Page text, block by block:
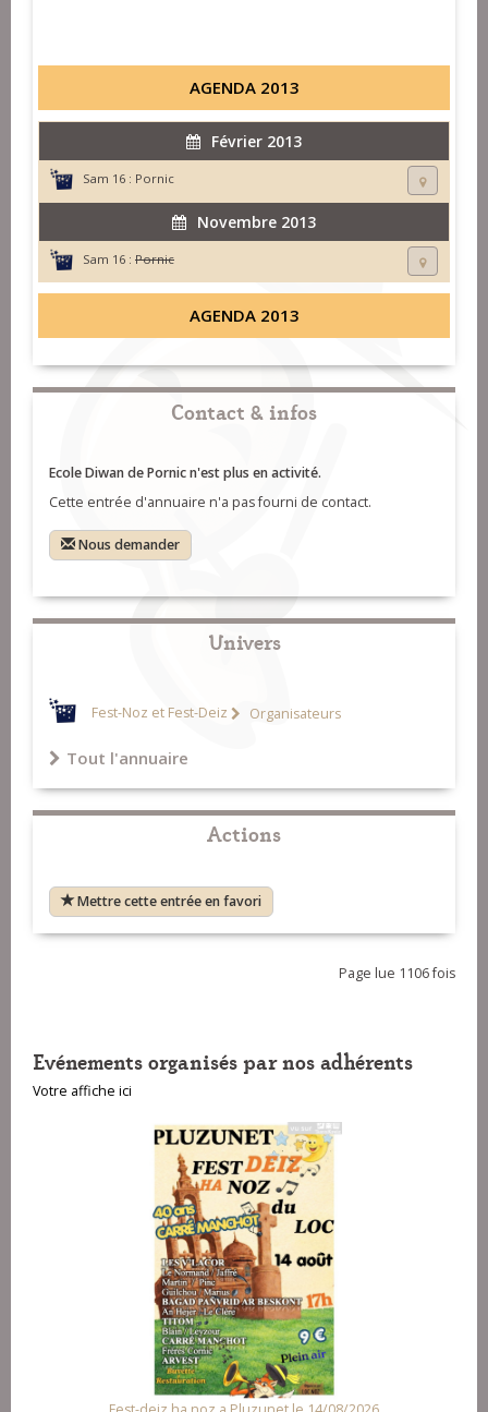
AGENDA 2013
Février 2013
Sam 16 : Pornic
Novembre 2013
Sam 16 : Pornic
AGENDA 2013
Contact & infos
Ecole Diwan de Pornic n'est plus en activité.
Cette entrée d'annuaire n'a pas fourni de contact.
Nous demander
Univers
Fest-Noz et Fest-Deiz Organisateurs
Tout l'annuaire
Actions
Mettre cette entrée en favori
Page lue 1106 fois
Evénements organisés par nos adhérents
Votre affiche ici